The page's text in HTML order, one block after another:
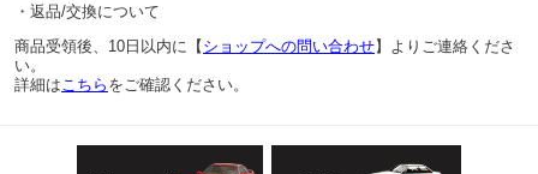
・返品/交換について
商品受領後、10日以内に【ショップへの問い合わせ】よりご連絡くださ
い。
詳細は こちら をご確認ください。